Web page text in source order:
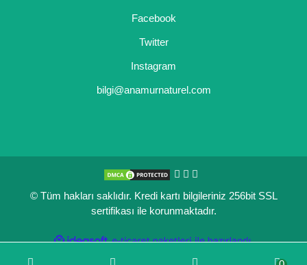
Facebook
Twitter
Instagram
bilgi@anamurnaturel.com
© Tüm hakları saklıdır. Kredi kartı bilgileriniz 256bit SSL
sertifikası ile korunmaktadır.
ideasoft
e-
ile